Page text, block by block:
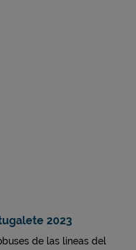
2023
de las líneas del